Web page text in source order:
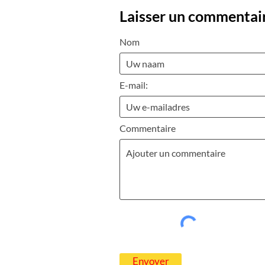
Laisser un
Nom
E-mail:
Commentaire
Envoyer